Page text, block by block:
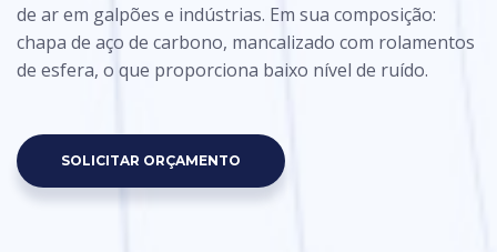
de ar em galpões e indústrias. Em sua composição:
chapa de aço de carbono, mancalizado com rolamentos
de esfera, o que proporciona baixo nível de ruído.
SOLICITAR ORÇAMENTO